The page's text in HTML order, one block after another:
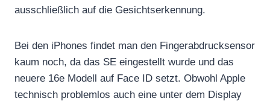
ausschließlich auf die Gesichtserkennung.
Bei den iPhones findet man den Fingerabdrucksensor
kaum noch, da das SE eingestellt wurde und das
neuere 16e Modell auf Face ID setzt. Obwohl Apple
technisch problemlos auch eine unter dem Display